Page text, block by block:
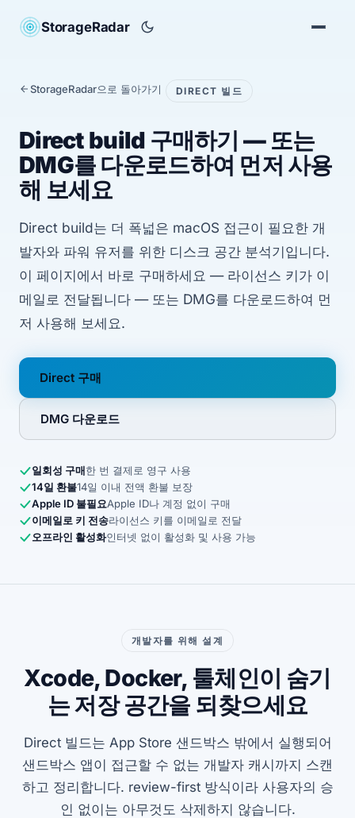
StorageRadar
StorageRadar으로 돌아가기 DIRECT 빌드
Direct build 구매하기 — 또는
DMG를 다운로드하여 먼저 사용
해 보세요
Direct build는 더 폭넓은 macOS 접근이 필요한 개
발자와 파워 유저를 위한 디스크 공간 분석기입니다.
이 페이지에서 바로 구매하세요 — 라이선스 키가 이
메일로 전달됩니다 — 또는 DMG를 다운로드하여 먼
저 사용해 보세요.
Direct 구매
DMG 다운로드
일회성 구매한 번 결제로 영구 사용
14일 환불14일 이내 전액 환불 보장
Apple ID 불필요Apple ID나 계정 없이 구매
이메일로 키 전송라이선스 키를 이메일로 전달
오프라인 활성화인터넷 없이 활성화 및 사용 가능
개발자를 위해 설계
Xcode, Docker, 툴체인이 숨기
는 저장 공간을 되찾으세요
Direct 빌드는 App Store 샌드박스 밖에서 실행되어
샌드박스 앱이 접근할 수 없는 개발자 캐시까지 스캔
하고 정리합니다. review-first 방식이라 사용자의 승
인 없이는 아무것도 삭제하지 않습니다.